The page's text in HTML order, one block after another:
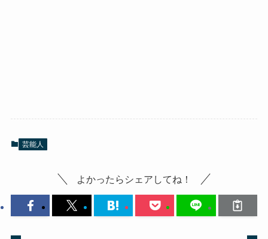
芸能人
よかったらシェアしてね！